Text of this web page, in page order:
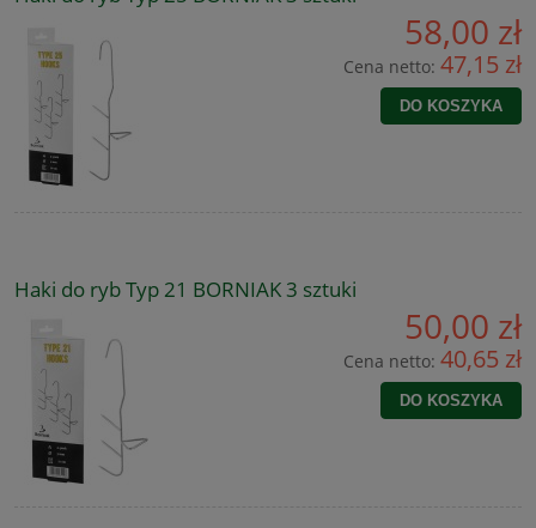
58,00 zł
Cena netto: 47,15 zł
DO KOSZYKA
Haki do ryb Typ 21 BORNIAK 3 sztuki
50,00 zł
Cena netto: 40,65 zł
DO KOSZYKA